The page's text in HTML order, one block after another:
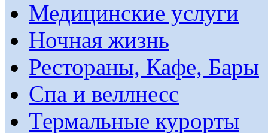
Медицинские услуги
Ночная жизнь
Рестораны, Кафе, Бары
Спа и веллнесс
Термальные курорты